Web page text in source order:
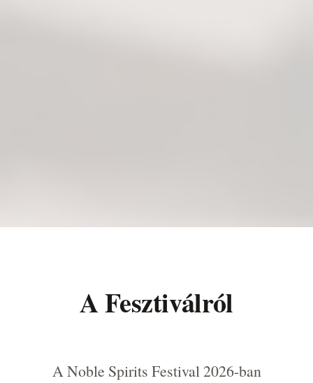
A Fesztiválról
A Noble Spirits Festival 2026-ban